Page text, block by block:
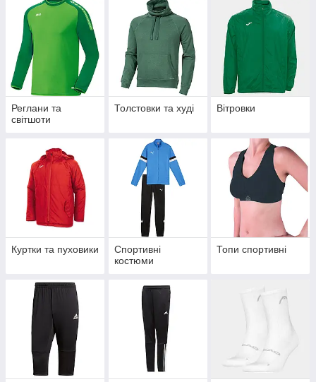
Реглани та
світшоти
Толстовки та худі Вітровки
Куртки та пуховики
Спортивні
костюми
Топи спортивні